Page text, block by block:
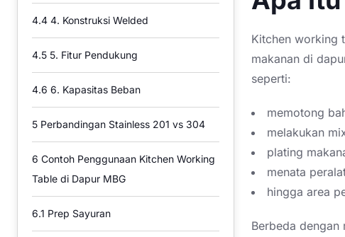
4.4 4. Konstruksi Welded
4.5 5. Fitur Pendukung
4.6 6. Kapasitas Beban
5 Perbandingan Stainless 201 vs 304
6 Contoh Penggunaan Kitchen Working
Table di Dapur MBG
6.1 Prep Sayuran
Kitchen working
makanan di
seperti:
memotong
melakukan
plating
menata
hingga area
Berbeda